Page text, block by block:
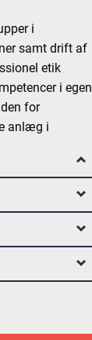
i
samt drift af
etik
i egen
for
anlæg i